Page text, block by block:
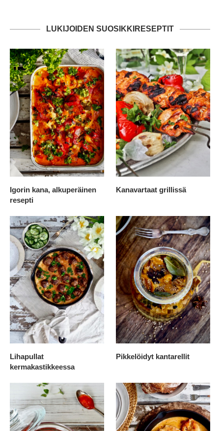
LUKIJOIDEN SUOSIKKIRESEPTIT
Igorin kana, alkuperäinen
resepti
Kanavartaat grillissä
Lihapullat
kermakastikkeessa
Pikkelöidyt kantarellit